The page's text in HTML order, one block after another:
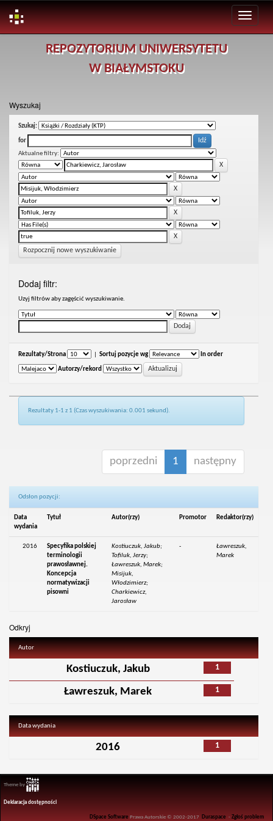
REPOZYTORIUM UNIWERSYTETU
W BIAŁYMSTOKU
Wyszukaj
Szukaj:
for
Aktualne filtry:
Rozpocznij nowe wyszukiwanie
Dodaj filtr:
Uzyj filtrów aby zagęścić wyszukiwanie.
Rezultaty/Strona Sortuj pozycje wg In order
Autorzy/rekord
Rezultaty 1-1 z 1 (Czas wyszukiwania: 0.001 sekund).
poprzedni 1 następny
Odsłon pozycji:
Data
wydania
Tytuł Autor(rzy) Promotor Redaktor(rzy)
2016
Specyfika polskiej
terminologii
prawosławnej.
Koncepcja
normatywizacji
pisowni
Kostiuczuk, Jakub;
Tofiluk, Jerzy;
Ławreszuk, Marek;
Misijuk,
Włodzimierz;
Charkiewicz,
Jarosław
-
Ławreszuk,
Marek
Odkryj
Autor
1
Kostiuczuk, Jakub
1
Ławreszuk, Marek
Data wydania
1
2016
Theme by
Deklaracja dostępności
DSpace Software Prawa Autorskie © 2002-2017 Duraspace -Zgłoś problem